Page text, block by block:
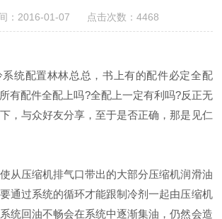
：2016-01-07 点击次数：4468
配置林林总总，书上有的配件必定全配
有配件全配上吗?全配上一定有利吗?反正无
，与众好友分享，至于是否正确，那是见仁
压缩机排气口带出的大部分压缩机润滑油
通过系统的循环才能跟制冷剂一起由压缩机
统回油不畅会在系统中逐渐集油，仍然会造